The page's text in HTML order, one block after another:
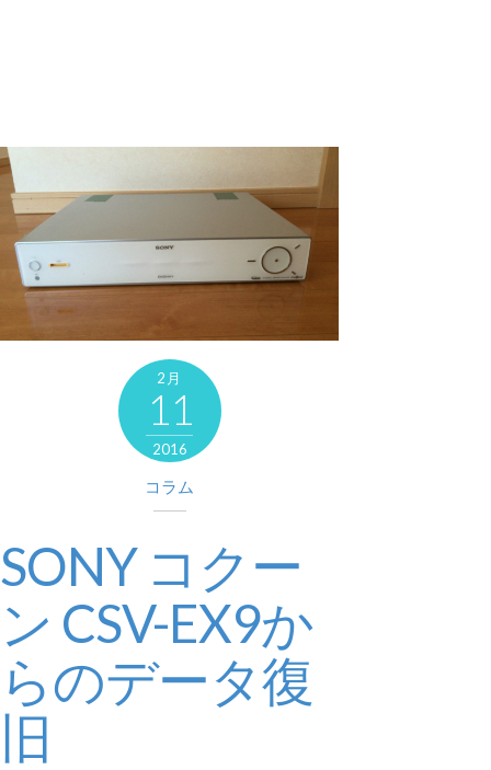
2月
11
2016
コラム
SONY コクー
ン CSV-EX9か
らのデータ復
旧